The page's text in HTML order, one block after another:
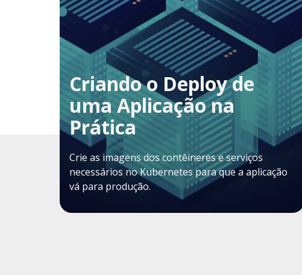
Criando o Deploy de
uma Aplicação na
Prática
Crie as imagens dos contêineres e serviços
necessários no Kubernetes para que a aplicação
vá para produção.